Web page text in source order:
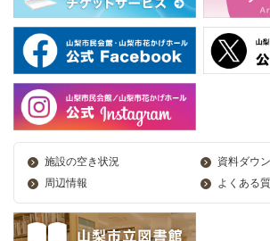
施設の空き状況
資料ダウ
周辺情報
よくある